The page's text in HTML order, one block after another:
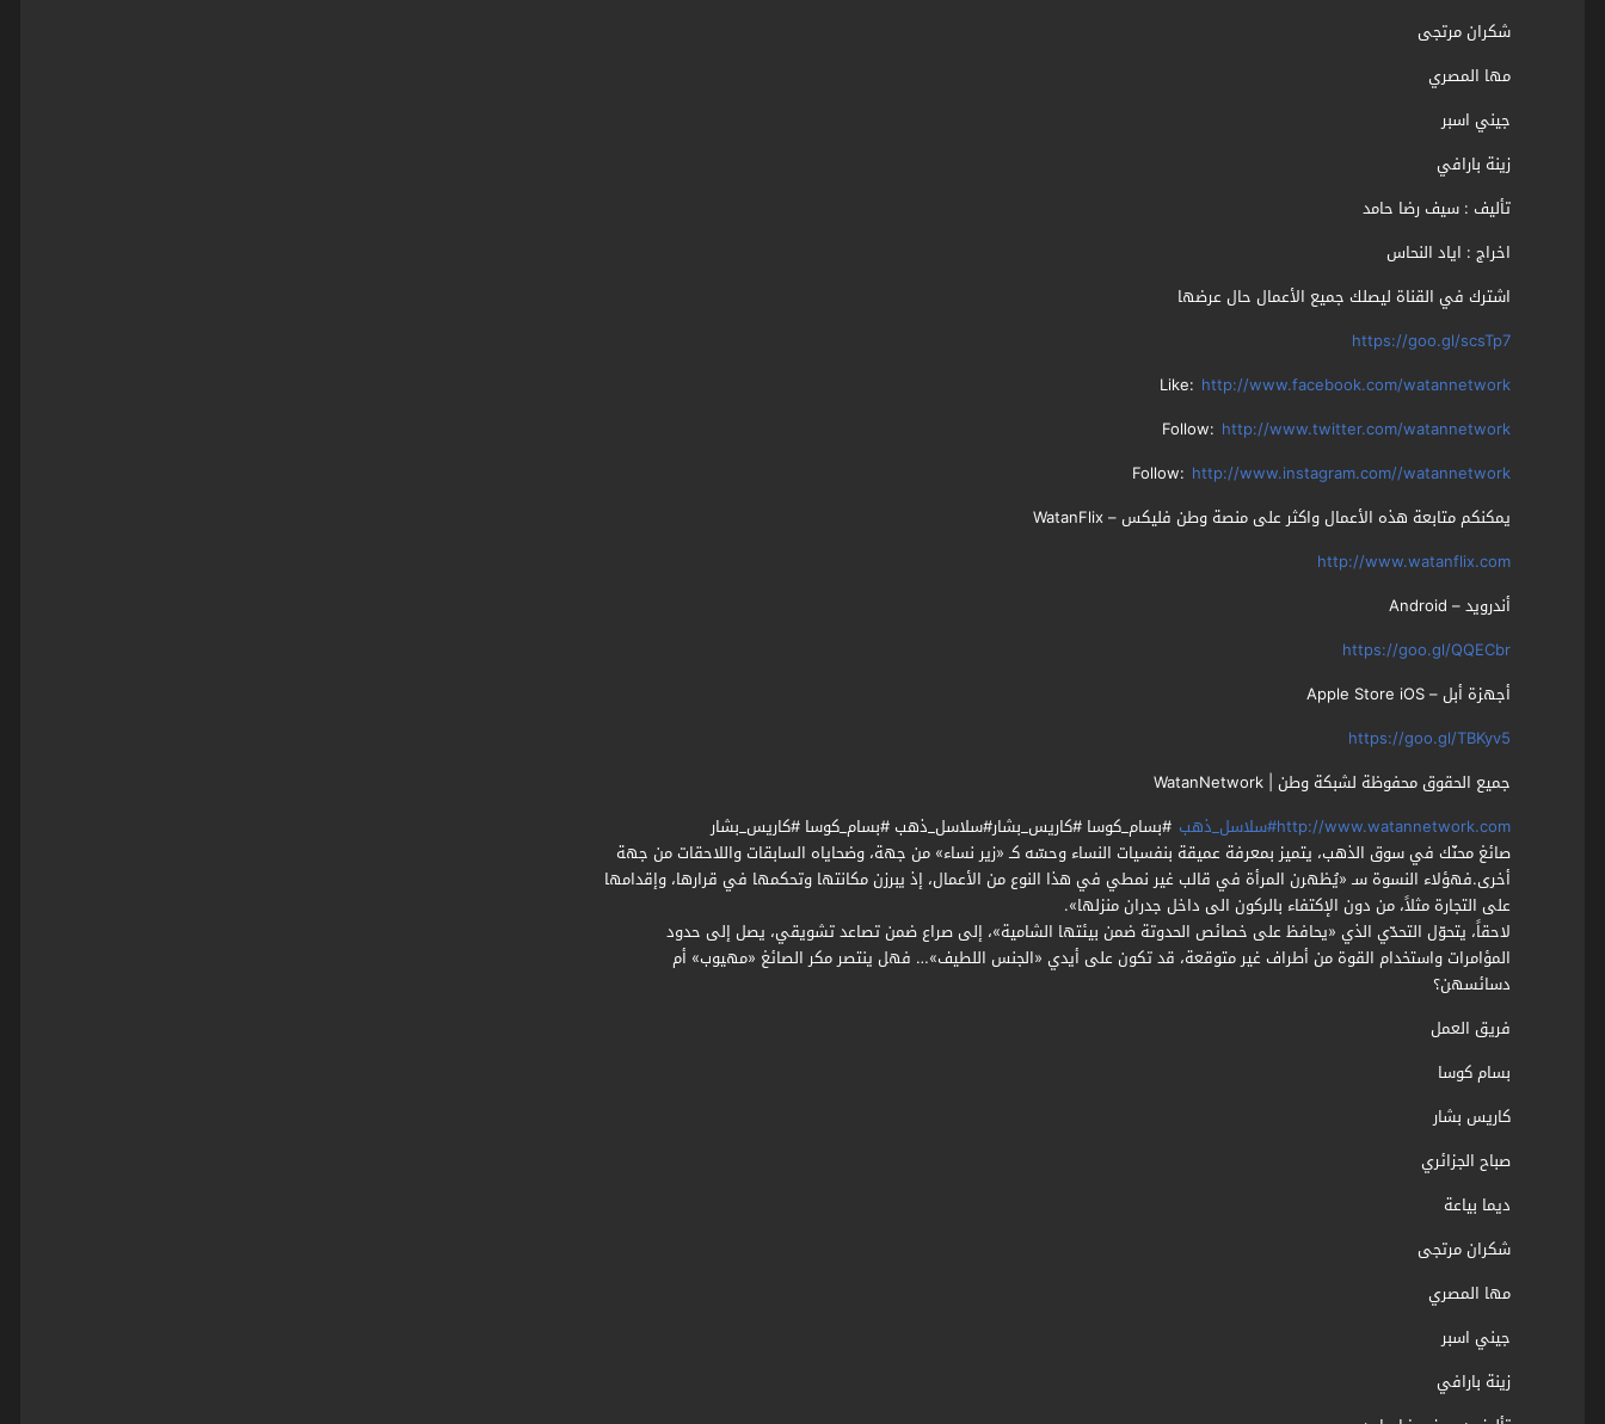
شكران مرتجى
مها المصري
جيني اسبر
زينة بارافي
تأليف : سيف رضا حامد
اخراج : اياد النحاس
اشترك في القناة ليصلك جميع الأعمال حال عرضها
https://goo.gl/scsTp7
Like: http://www.facebook.com/watannetwork
Follow: http://www.twitter.com/watannetwork
Follow: http://www.instagram.com//watannetwork
يمكنكم متابعة هذه الأعمال واكثر على منصة وطن فليكس – WatanFlix
http://www.watanflix.com
أندرويد – Android
https://goo.gl/QQECbr
أجهزة أبل – Apple Store iOS
https://goo.gl/TBKyv5
جميع الحقوق محفوظة لشبكة وطن | WatanNetwork
http://www.watannetwork.com#سلاسل_ذهب
#بسام_كوسا #كاريس_بشار#سلاسل_ذهب #بسام_كوسا #كاريس_بشار
صائغ محنّك في سوق الذهب، يتميز بمعرفة عميقة بنفسيات النساء وحسّه كـ «زير نساء» من جهة، وضحاياه السابقات واللاحقات من جهة
أخرى.فهؤلاء النسوة سـ «يُظهرن المرأة في قالب غير نمطي في هذا النوع من الأعمال، إذ يبرزن مكانتها وتحكمها في قرارها، وإقدامها
على التجارة مثلاً، من دون الإكتفاء بالركون الى داخل جدران منزلها».
لاحقاً، يتحوّل التحدّي الذي «يحافظ على خصائص الحدوتة ضمن بيئتها الشامية»، إلى صراع ضمن تصاعد تشويقي، يصل إلى حدود
المؤامرات واستخدام القوة من أطراف غير متوقعة، قد تكون على أيدي «الجنس اللطيف»… فهل ينتصر مكر الصائغ «مهيوب» أم
دسائسهن؟
فريق العمل
بسام كوسا
كاريس بشار
صباح الجزائري
ديما بياعة
شكران مرتجى
مها المصري
جيني اسبر
زينة بارافي